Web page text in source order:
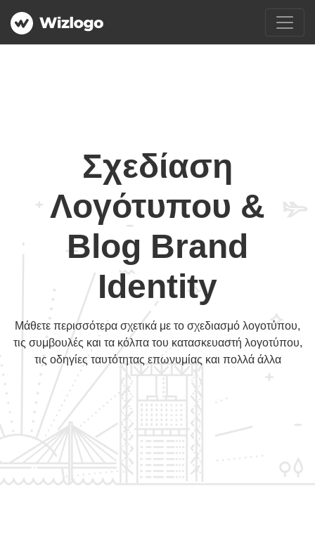
Σχεδίαση
Λογότυπου &
Blog Brand
Identity
Μάθετε περισσότερα σχετικά με το σχεδιασμό λογοτύπου,
τις συμβουλές και τα κόλπα του κατασκευαστή λογοτύπου,
τις οδηγίες ταυτότητας επωνυμίας και πολλά άλλα